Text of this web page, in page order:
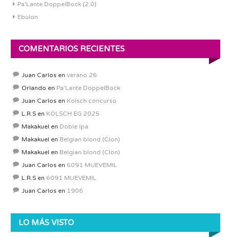
Pa’Lante DoppelBock (2.0)
Ebulon
COMENTARIOS RECIENTES
Juan Carlos en verano 26
Orlando en Pa’Lante DoppelBock
Juan Carlos en Kolsch concurso
L.R.S en KOLSCH EG 2025
Makakuel en Doble ipa
Makakuel en Belgian blond (Clon)
Makakuel en Belgian blond (Clon)
Juan Carlos en 6091 MUEVEMIL
L.R.S en 6091 MUEVEMIL
Juan Carlos en 1906
LO MÁS VISTO